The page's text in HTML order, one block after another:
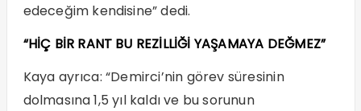
edeceğim kendisine” dedi.
“HİÇ BİR RANT BU REZİLLİĞİ YAŞAMAYA DEĞMEZ”
Kaya ayrıca: “Demirci’nin görev süresinin
dolmasına 1,5 yıl kaldı ve bu sorunun